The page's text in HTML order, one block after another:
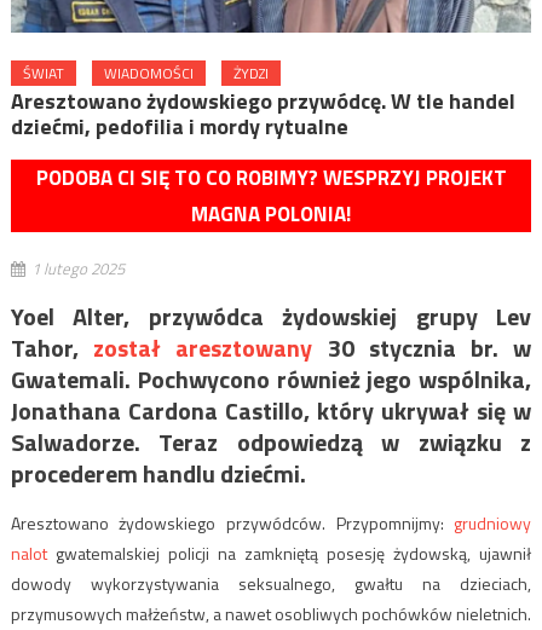
ŚWIAT WIADOMOŚCI ŻYDZI
Aresztowano żydowskiego przywódcę. W tle handel
dziećmi, pedofilia i mordy rytualne
PODOBA CI SIĘ TO CO ROBIMY? WESPRZYJ PROJEKT
MAGNA POLONIA!
1 lutego 2025
Yoel Alter, przywódca żydowskiej grupy Lev
Tahor, został aresztowany 30 stycznia br. w
Gwatemali. Pochwycono również jego wspólnika,
Jonathana Cardona Castillo, który ukrywał się w
Salwadorze. Teraz odpowiedzą w związku z
procederem handlu dziećmi.
Aresztowano żydowskiego przywódców. Przypomnijmy: grudniowy
nalotgwatemalskiej policji na zamkniętą posesję żydowską, ujawnił
dowody wykorzystywania seksualnego, gwałtu na dzieciach,
przymusowych małżeństw, a nawet osobliwych pochówków nieletnich.